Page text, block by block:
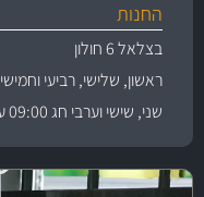
החנות
בצלאל 6 חולון
ראשון, שלישי, רביעי וחמישי 09:00 עד 18:00
שני, שישי וערבי חג 09:00 עד 15:00